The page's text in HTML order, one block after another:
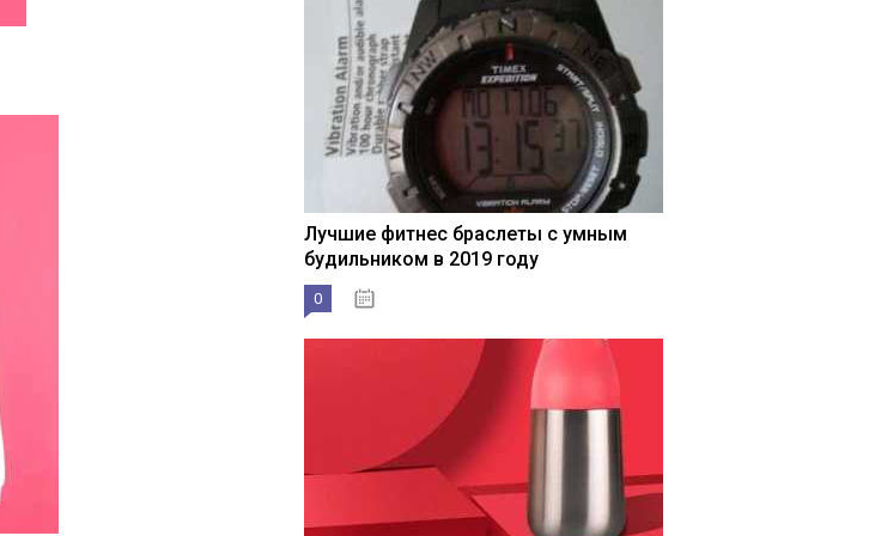
Лучшие фитнес браслеты с умным
будильником в 2019 году
0